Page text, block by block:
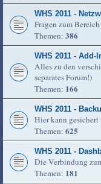
WHS 2011 -
Fragen zum
Themen: 386
WHS 2011 - Add-
Alles zu den
separates Forum!)
Themen: 166
WHS 2011 -
Hier kann
Themen: 625
WHS 2011 -
Die Verbindung
Themen: 181